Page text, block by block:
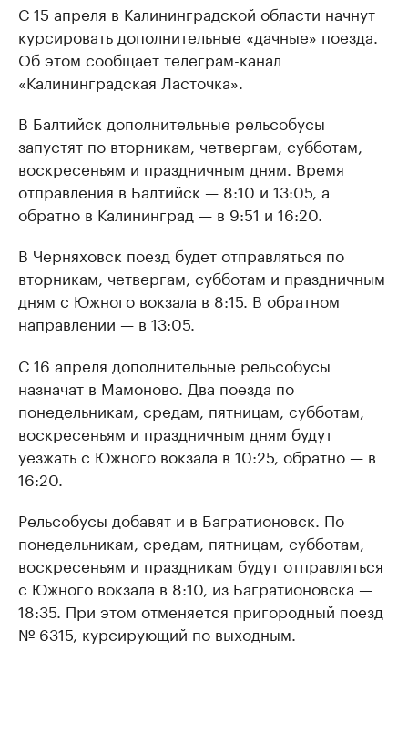
С 15 апреля в Калининградской области начнут
курсировать дополнительные «дачные» поезда.
Об этом сообщает телеграм-канал
«Калининградская Ласточка».
В Балтийск дополнительные рельсобусы
запустят по вторникам, четвергам, субботам,
воскресеньям и праздничным дням. Время
отправления в Балтийск — 8:10 и 13:05, а
обратно в Калининград — в 9:51 и 16:20.
В Черняховск поезд будет отправляться по
вторникам, четвергам, субботам и праздничным
дням с Южного вокзала в 8:15. В обратном
направлении — в 13:05.
С 16 апреля дополнительные рельсобусы
назначат в Мамоново. Два поезда по
понедельникам, средам, пятницам, субботам,
воскресеньям и праздничным дням будут
уезжать с Южного вокзала в 10:25, обратно — в
16:20.
Рельсобусы добавят и в Багратионовск. По
понедельникам, средам, пятницам, субботам,
воскресеньям и праздникам будут отправляться
с Южного вокзала в 8:10, из Багратионовска —
18:35. При этом отменяется пригородный поезд
№ 6315, курсирующий по выходным.